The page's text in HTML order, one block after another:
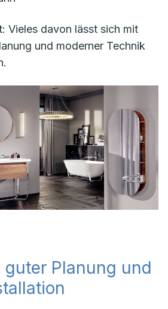
Vieles davon lässt sich mit
und moderner Technik
guter Planung und